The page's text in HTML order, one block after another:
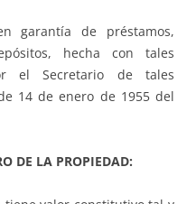
garantía de préstamos,
hecha con tales
el Secretario de tales
14 de enero de 1955 del
DE LA PROPIEDAD: